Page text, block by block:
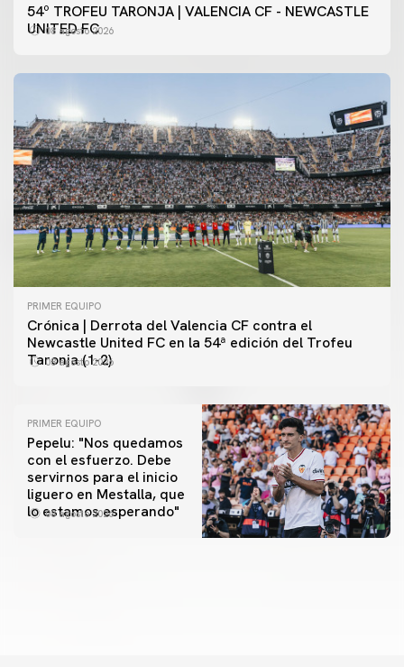
54º TROFEU TARONJA | VALENCIA CF - NEWCASTLE
UNITED FC
08 agosto 2026
PRIMER EQUIPO
Crónica | Derrota del Valencia CF contra el
Newcastle United FC en la 54ª edición del Trofeu
Taronja (1-2)
08 agosto 2026
PRIMER EQUIPO
Pepelu: "Nos quedamos
con el esfuerzo. Debe
servirnos para el inicio
liguero en Mestalla, que
lo estamos esperando"
08 agosto 2026
PRIMER EQUIPO
Las fotos del Valencia CF-Newcastle United FC
PRIMER EQUIPO
MESTALLA 📍